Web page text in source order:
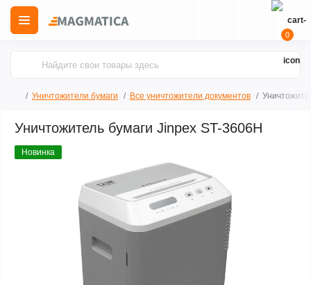
0
Уничтожители бумаги Все уничтожители документов
Уничтожитель бумаги Jinpex ST-3606H
Новинка